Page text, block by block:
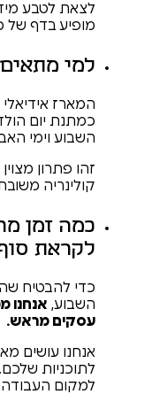
מיד עם קבלת
של כל מארז באתר.
להעניק
כמתנה רומנטית
הולדת לחובבי טבע,
מצוין גם עבור משפחות
משובחת בשטח.
מראש כדאי
סוף השבוע?
שהמארז יגיע אליכם
מאמצים לתזמן את
שלכם. המשלוח מגיע
לבחירתכם.